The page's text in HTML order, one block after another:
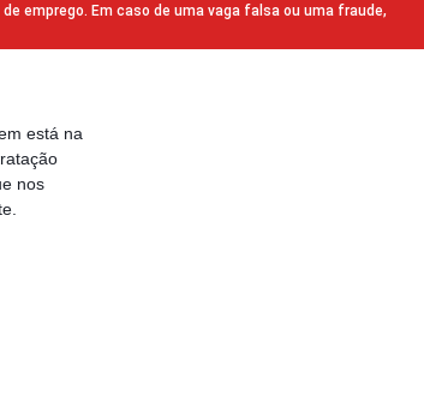
emprego. Em caso de uma vaga falsa ou uma fraude,
está na
nos